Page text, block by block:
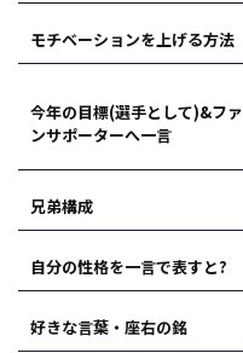
モチベーションを上げる方法
今年の目標(選手として)&ファ
ンサポーターへ一言
兄弟構成
自分の性格を一言で表すと?
好きな言葉・座右の銘